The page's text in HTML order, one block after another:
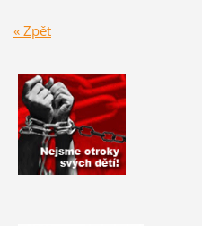
« Zpět